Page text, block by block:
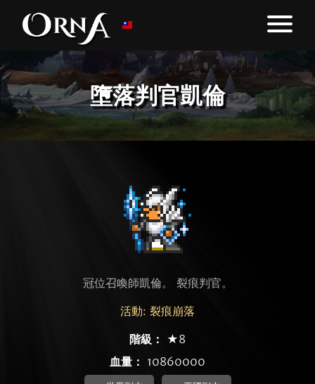
墮落判官凱倫
冠位召喚師凱倫。 裂痕判官。
活動: 裂痕崩落
階級：
★8
血量： 10860000